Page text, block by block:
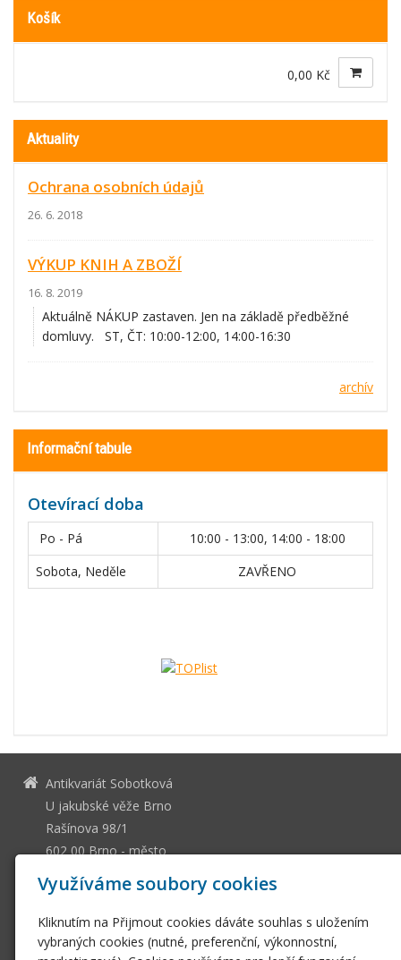
Košík
0,00 Kč
Aktuality
Ochrana osobních údajů
26. 6. 2018
VÝKUP KNIH A ZBOŽÍ
16. 8. 2019
Aktuálně NÁKUP zastaven. Jen na základě předběžné
domluvy. ST, ČT: 10:00-12:00, 14:00-16:30
archív
Informační tabule
Otevírací doba
Po - Pá
10:00 - 13:00, 14:00 - 18:00
Sobota, Neděle
ZAVŘENO
Antikvariát Sobotková
U jakubské věže Brno
Rašínova 98/1
602 00 Brno - město
13036661
CZ505112128
ssobotkova@gmail.com
+420 542 212 393
Využíváme soubory cookies
Kliknutím na Přijmout cookies dáváte souhlas s uložením
vybraných cookies (nutné, preferenční, výkonnostní,